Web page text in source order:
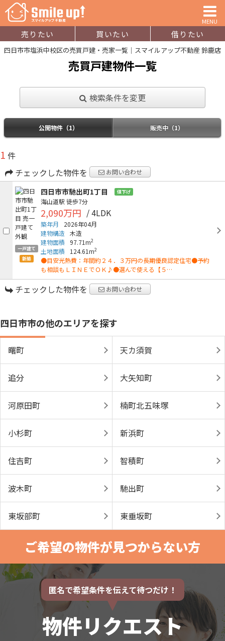
MENU
売りたい 買いたい 借りたい
四日市市塩浜中校区の売買戸建・売家一覧｜スマイルアップ不動産 鈴鹿店
売買戸建物件一覧
検索条件を変更
公開物件（1） 販売中（1）
1 件
チェックした物件を
お問い合わせ
一戸建て
新築
四日市市馳出町1丁目 値下げ
海山道駅 徒歩7分
2,090万円 / 4LDK
築年月
2026年04月
建物構造 木造
建物面積
97.71m2
土地面積 124.61m2
●目安光熱費：年間約２４．３万円の長期優良認定住宅●予約
も相談もＬＩＮＥでＯＫ♪●選んで使える【５…
チェックした物件を お問い合わせ
四日市市の他のエリアを探す
曙町 天カ須賀
追分 大矢知町
河原田町 楠町北五味塚
小杉町 新浜町
住吉町 智積町
波木町 馳出町
東坂部町 東垂坂町
ご希望の物件が見つからない方
匿名で希望条件を伝えて待つだけ！
物件リクエスト